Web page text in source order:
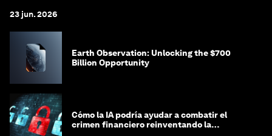
23 jun. 2026
Earth Observation: Unlocking the $700
Billion Opportunity
Cómo la IA podría ayudar a combatir el
crimen financiero reinventando la